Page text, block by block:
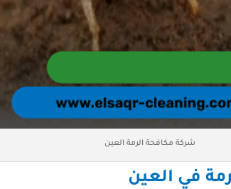
شركة مكافحة الرمة العين
في العين